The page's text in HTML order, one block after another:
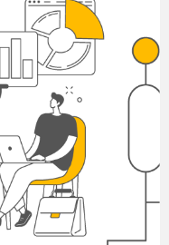
між героями
Цахес»,
та їхніми
1. Ентузіасти